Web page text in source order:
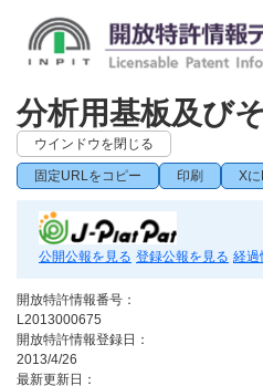
分析用基板及び
ウインドウを閉じる
固定URLをコピー 印刷 X
公開公報を見る 登録公報を見る 経過
開放特許情報番号：
L2013000675
開放特許情報登録日：
2013/4/26
最新更新日：